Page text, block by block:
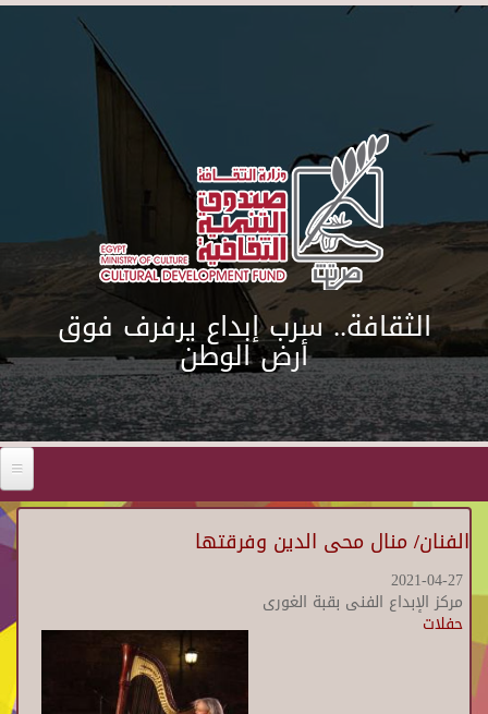
Skip to main content
الثقافة.. سرب إبداع يرفرف فوق
أرض الوطن
الفنان/ منال محى الدين وفرقتها
2021-04-27
مركز الإبداع الفنى بقبة الغورى
حفلات